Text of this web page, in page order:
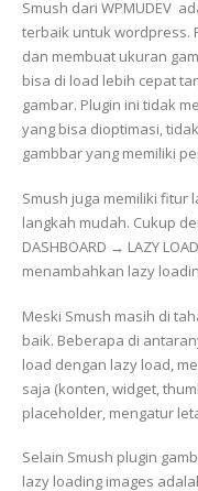
Smush dari WPMUDEV
terbaik untuk wordpress.
dan membuat ukuran
bisa di load lebih cepat
gambar. Plugin ini tidak
yang bisa dioptimasi,
gambbar yang memiliki
Smush juga memiliki fitur
langkah mudah. Cukup
DASHBOARD → LAZY
menambahkan lazy
Meski Smush masih di
baik. Beberapa di
load dengan lazy load,
saja (konten, widget,
placeholder, mengatur
Selain Smush plugin
lazy loading images